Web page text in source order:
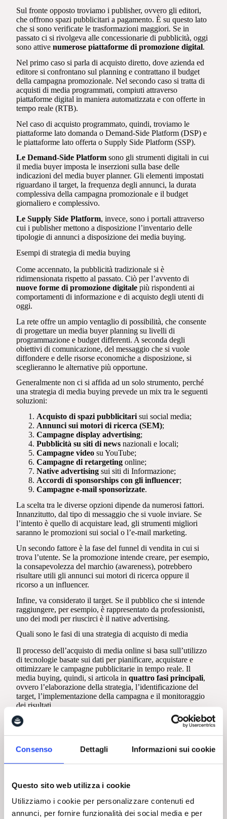
Consenso Dettagli Informazioni sui cookie
Questo sito web utilizza i cookie
Utilizziamo i cookie per personalizzare contenuti ed
annunci, per fornire funzionalità dei social media e per
Sul fronte opposto troviamo i publisher, ovvero gli editori,
che offrono spazi pubblicitari a pagamento. È su questo lato
che si sono verificate le trasformazioni maggiori. Se in
passato ci si rivolgeva alle concessionarie di pubblicità, oggi
sono attivenumerose piattaforme di promozione digital.
Nel primo caso si parla di acquisto diretto, dove azienda ed
editore si confrontano sul planning e contrattano il budget
della campagna promozionale. Nel secondo caso si tratta di
acquisti di media programmati, compiuti attraverso
piattaforme digital in maniera automatizzata e con offerte in
tempo reale (RTB).
Nel caso di acquisto programmato, quindi, troviamo le
piattaforme lato domanda o Demand-Side Platform (DSP) e
le piattaforme lato offerta o Supply Side Platform (SSP).
Le Demand-Side Platform sono gli strumenti digitali in cui
il media buyer imposta le inserzioni sulla base delle
indicazioni del media buyer planner. Gli elementi impostati
riguardano il target, la frequenza degli annunci, la durata
complessiva della campagna promozionale e il budget
giornaliero e complessivo.
Le Supply Side Platform, invece, sono i portali attraverso
cui i publisher mettono a disposizione l’inventario delle
tipologie di annunci a disposizione dei media buying.
Esempi di strategia di media buying
Come accennato, la pubblicità tradizionale si è
ridimensionata rispetto al passato. Ciò per l’avvento di
nuove forme di promozione digitale più rispondenti ai
comportamenti di informazione e di acquisto degli utenti di
oggi.
La rete offre un ampio ventaglio di possibilità, che consente
di progettare un media buyer planning su livelli di
programmazione e budget differenti. A seconda degli
obiettivi di comunicazione, del messaggio che si vuole
diffondere e delle risorse economiche a disposizione, si
sceglieranno le alternative più opportune.
Generalmente non ci si affida ad un solo strumento, perché
una strategia di media buying prevede un mix tra le seguenti
soluzioni:
Acquisto di spazi pubblicitari sui social media;
Annunci sui motori di ricerca (SEM);
Campagne display advertising;
Pubblicità su siti di news nazionali e locali;
Campagne video su YouTube;
Campagne di retargeting online;
Native advertising sui siti di Informazione;
Accordi di sponsorships con gli influencer;
Campagne e-mail sponsorizzate.
La scelta tra le diverse opzioni dipende da numerosi fattori.
Innanzitutto, dal tipo di messaggio che si vuole inviare. Se
l’intento è quello di acquistare lead, gli strumenti migliori
saranno le promozioni sui social o l’e-mail marketing.
Un secondo fattore è la fase del funnel di vendita in cui si
trova l’utente. Se la promozione intende creare, per esempio,
la consapevolezza del marchio (awareness), potrebbero
risultare utili gli annunci sui motori di ricerca oppure il
ricorso a un influencer.
Infine, va considerato il target. Se il pubblico che si intende
raggiungere, per esempio, è rappresentato da professionisti,
uno dei modi per riuscirci è il native advertising.
Quali sono le fasi di una strategia di acquisto di media
Il processo dell’acquisto di media online si basa sull’utilizzo
di tecnologie basate sui dati per pianificare, acquistare e
ottimizzare le campagne pubblicitarie in tempo reale. Il
media buying, quindi, si articola inquattro fasi principali,
ovvero l’elaborazione della strategia, l’identificazione del
target, l’implementazione della campagna e il monitoraggio
dei risultati.
I primi due step sono quelli relativi alla “pianificazione”,
Inizialmente, il compito del media buyer planner è quello di
definire gli obiettivi che si vogliono raggiungere (aumento
dei lead, ottenere più traffico organico, ecc.).
stabilendo ai cluster di utenti a cui inviare i messaggi
promozionali. Rientra in questa fase anche la scelta dei
canali di comunicazione più performanti rispetto agli
obiettivi e ai touchpoint attivati dal pubblico target.